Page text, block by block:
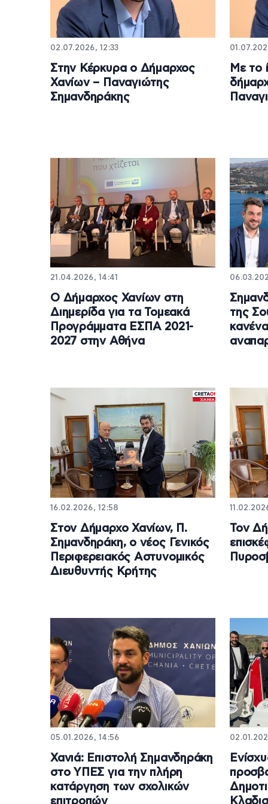
02.07.2026, 12:33
Στην Κέρκυρα ο Δήμαρχος
Χανίων – Παναγιώτης
Σημανδηράκης
Με το
21.04.2026, 14:41
Ο Δήμαρχος Χανίων στη
Διημερίδα για τα Τομεακά
Προγράμματα ΕΣΠΑ 2021-
2027 στην Αθήνα
της
16.02.2026, 12:58
Στον Δήμαρχο Χανίων, Π.
Σημανδηράκη, ο νέος Γενικός
Περιφερειακός Αστυνομικός
Διευθυντής Κρήτης
Τον
05.01.2026, 14:56
Χανιά: Επιστολή Σημανδηράκη
στο ΥΠΕΣ για την πλήρη
κατάργηση των σχολικών
επιτροπών